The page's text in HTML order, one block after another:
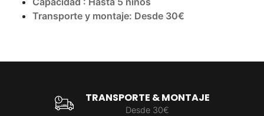
Transporte y montaje: Desde 30€
TRANSPORTE & MONTAJE
Desde 30€